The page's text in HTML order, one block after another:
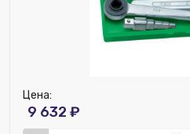
Цена:
9 632 ₽